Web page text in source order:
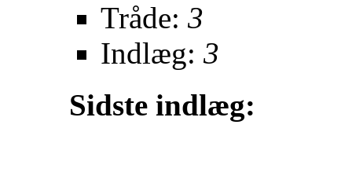
Tråde: 3
Indlæg: 3
Sidste indlæg: